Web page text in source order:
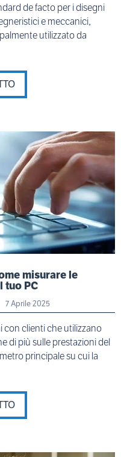
de facto per i disegni
e meccanici,
utilizzato da
misurare le
tuo PC
7 Aprile 2025
con clienti che utilizzano
di più sulle prestazioni del
principale su cui la